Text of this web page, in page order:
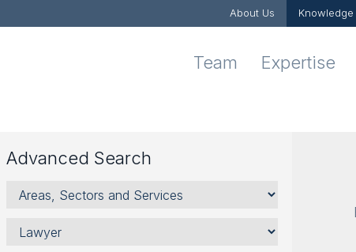
About Us Knowledge
Team Expertise
Advanced Search
Areas,
Sectors
Services
Lawyer